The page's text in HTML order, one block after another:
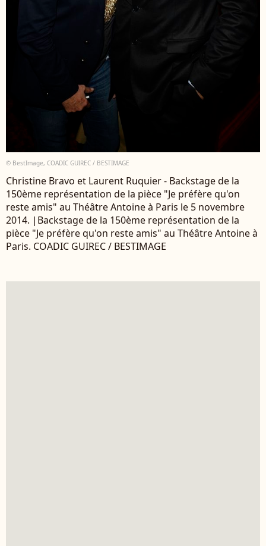
© BestImage, COADIC GUIREC / BESTIMAGE
Christine Bravo et Laurent Ruquier - Backstage de la
150ème représentation de la pièce "Je préfère qu'on
reste amis" au Théâtre Antoine à Paris le 5 novembre
2014. |Backstage de la 150ème représentation de la
pièce "Je préfère qu'on reste amis" au Théâtre Antoine à
Paris. COADIC GUIREC / BESTIMAGE